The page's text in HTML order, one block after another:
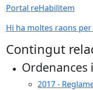
Portal reHabilitem
Hi ha moltes raons
Contingut
Ordenances
2017 -